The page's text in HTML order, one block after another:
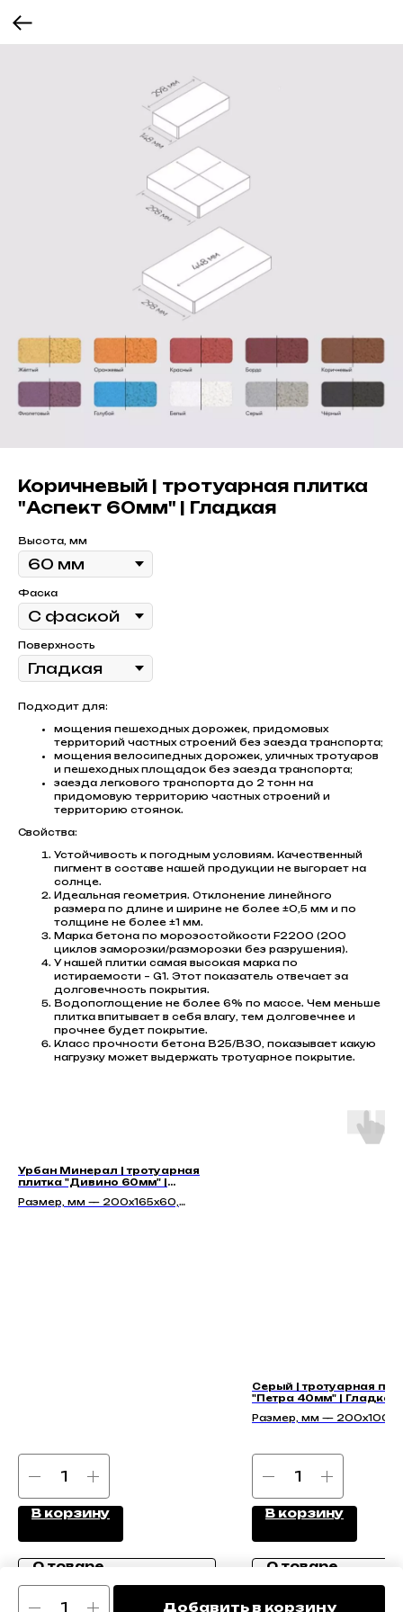
Коричневый | тротуарная плитка
"Аспект 60мм" | Гладкая
Высота, мм
Фаска
Поверхность
Добавить в корзину
Подходит для:
мощения пешеходных дорожек, придомовых
территорий частных строений без заезда транспорта;
мощения велосипедных дорожек, уличных тротуаров
и пешеходных площадок без заезда транспорта;
заезда легкового транспорта до 2 тонн на
придомовую территорию частных строений и
территорию стоянок.
Свойства:
Устойчивость к погодным условиям. Качественный
пигмент в составе нашей продукции не выгорает на
солнце.
Идеальная геометрия. Отклонение линейного
размера по длине и ширине не более ±0,5 мм и по
толщине не более ±1 мм.
Марка бетона по морозостойкости F2200 (200
циклов заморозки/разморозки без разрушения).
У нашей плитки самая высокая марка по
истираемости – G1. Этот показатель отвечает за
долговечность покрытия.
Водопоглощение не более 6% по массе. Чем меньше
плитка впитывает в себя влагу, тем долговечнее и
прочнее будет покрытие.
Класс прочности бетона В25/В30, показывает какую
нагрузку может выдержать тротуарное покрытие.
Урбан Минерал | тротуарная
плитка "Дивино 60мм" |
Размер, мм — 200х165х60,
В корзину
О товаре
Серый | тротуарная
"Петра 40мм" | Гладкая
Размер, мм —
В корзину
О товаре